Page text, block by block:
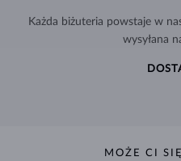
Każda biżuteria powstaje w
wysyłana
MOŻE CI